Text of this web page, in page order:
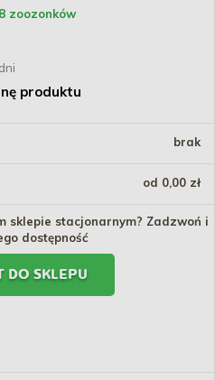
zoozonków
produktu
brak
od 0,00 zł
sklepie stacjonarnym? Zadzwoń i
dostępność
DO SKLEPU